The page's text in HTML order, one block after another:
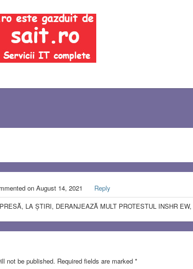
on August 14, 2021
Reply
LA ȘTIRI, DERANJEAZĂ MULT PROTESTUL INSHR EW,
not be published. Required fields are marked*